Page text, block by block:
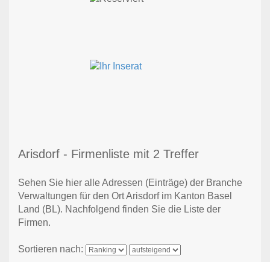
Arisdorf - Firmenliste mit 2 Treffer
Sehen Sie hier alle Adressen (Einträge) der Branche
Verwaltungen für den Ort Arisdorf im Kanton Basel
Land (BL). Nachfolgend finden Sie die Liste der
Firmen.
Sortieren nach: